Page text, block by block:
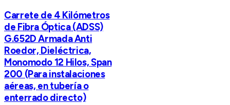
Carrete de 4 Kilómetros
de Fibra Óptica (ADSS)
G.652D Armada Anti
Roedor, Dieléctrica,
Monomodo 12 Hilos, Span
200 (Para instalaciones
aéreas, en tubería o
enterrado directo)